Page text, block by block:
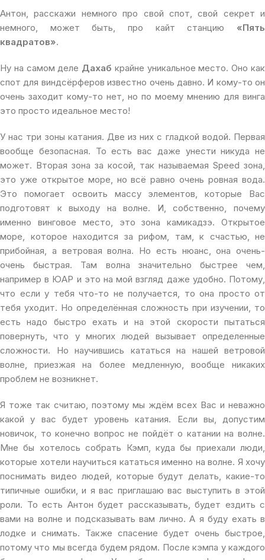
Антон, расскажи немного про свой спот, свой секрет и
немного, может быть, про кайт станцию «Пять
квадратов».
Ну на самом деле Дахаб крайне уникальное место. Оно как
спот для виндсёрферов известно очень давно. И кому-то он
очень заходит кому-то нет, но по моему мнению для винга
это просто идеальное место!
У нас три зоны катания. Две из них с гладкой водой. Первая
вообще безопасная. То есть вас даже унести никуда не
может. Вторая зона за косой, так называемая Speed зона,
это уже открытое море, но всё равно очень ровная вода.
Это помогает освоить массу элементов, которые Вас
подготовят к выходу на волне. И, собственно, почему
именно винговое место, это зона камикадзэ. Открытое
море, которое находится за рифом, там, к счастью, не
прибойная, а ветровая волна. Но есть нюанс, она очень-
очень быстрая. Там волна значительно быстрее чем,
например в ЮАР и это на мой взгляд даже удобно. Потому,
что если у тебя что-то не получается, то она просто от
тебя уходит. Но определённая сложность при изучении, то
есть надо быстро ехать и на этой скорости пытаться
повернуть, что у многих людей вызывает определенные
сложности. Но научившись кататься на нашей ветровой
волне, приезжая на более медленную, вообще никаких
проблем не возникнет.
Я тоже так считаю, поэтому мы ждём всех Вас и неважно
какой у вас будет уровень катания. Если вы, допустим
новичок, то конечно вопрос не пойдёт о катании на волне.
Мне бы хотелось собрать Кэмп, куда бы приехали люди,
которые хотели научиться кататься именно на волне. Я хочу
поснимать видео людей, которые будут делать, какие-то
типичные ошибки, и я вас приглашаю вас выступить в этой
роли. То есть Антон будет рассказывать, будет ездить с
вами на волне и подсказывать вам лично. А я буду ехать в
лодке и снимать. Также спасение будет очень быстрое,
потому что мы всегда будем рядом. После кэмпа у каждого